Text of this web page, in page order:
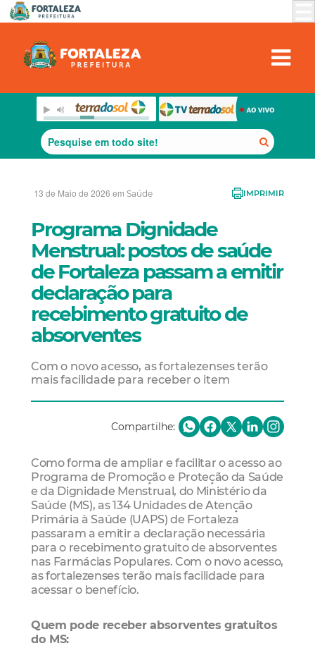
13 de Maio de 2026 em Saúde IMPRIMIR
Programa Dignidade
Menstrual: postos de saúde
de Fortaleza passam a emitir
declaração para
recebimento gratuito de
absorventes
Com o novo acesso, as fortalezenses terão
mais facilidade para receber o item
Compartilhe:
Como forma de ampliar e facilitar o acesso ao
Programa de Promoção e Proteção da Saúde
e da Dignidade Menstrual, do Ministério da
Saúde (MS), as 134 Unidades de Atenção
Primária à Saúde (UAPS) de Fortaleza
passaram a emitir a declaração necessária
para o recebimento gratuito de absorventes
nas Farmácias Populares. Com o novo acesso,
as fortalezenses terão mais facilidade para
acessar o benefício.
Quem pode receber absorventes gratuitos
do MS: